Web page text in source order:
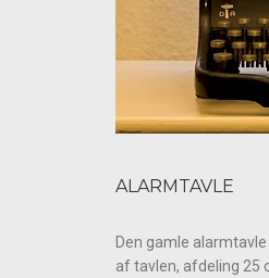
ALARMTAVLE
Den gamle
af tavlen, afdeling 25